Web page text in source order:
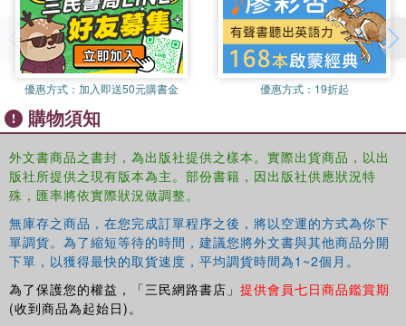
achievment, or the failure, of their own city.
優惠方式： 加入即送50元購書金 優惠方式： 19折起
購物須知
外文書商品之書封，為出版社提供之樣本。實際出貨商品，以出
版社所提供之現有版本為主。部份書籍，因出版社供應狀況特
殊，匯率將依實際狀況做調整。
無庫存之商品，在您完成訂單程序之後，將以空運的方式為你下
單調貨。為了縮短等待的時間，建議您將外文書與其他商品分開
下單，以獲得最快的取貨速度，平均調貨時間為1~2個月。
為了保護您的權益，「三民網路書店」 提供會員七日商品鑑賞期
(收到商品為起始日)。